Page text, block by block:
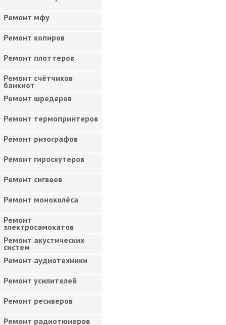
Ремонт мфу
Ремонт копиров
Ремонт плоттеров
Ремонт счётчиков
банкнот
Ремонт шредеров
Ремонт термопринтеров
Ремонт ризографов
Ремонт гироскутеров
Ремонт сигвеев
Ремонт моноколёса
Ремонт
электросамокатов
Ремонт акустических
систем
Ремонт аудиотехники
Ремонт усилителей
Ремонт ресиверов
Ремонт радиотюнеров